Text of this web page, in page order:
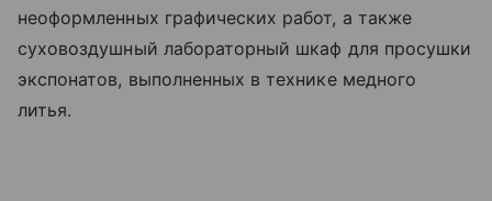
неоформленных графических работ, а также
суховоздушный лабораторный шкаф для просушки
экспонатов, выполненных в технике медного
литья.